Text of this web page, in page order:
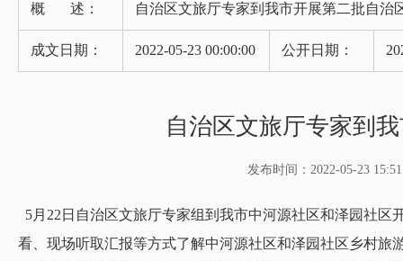
概 述： 自治区文旅厅专家到我市开展第二批自治
成文日期： 2022-05-23 00:00:00 公开日期：
自治区文旅厅专家到
发布时间：2022-05-23
5月22日自治区文旅厅专家组到我市中河源社区和泽园社
看、现场听取汇报等方式了解中河源社区和泽园社区乡村